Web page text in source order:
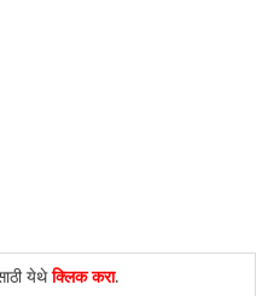
येथेक्लिक करा.